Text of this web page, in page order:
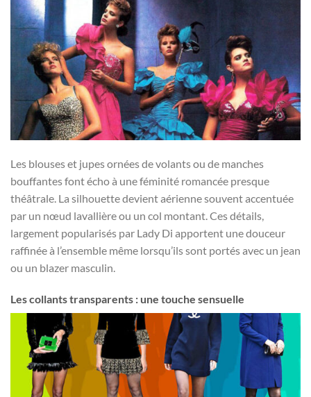
Les blouses et jupes ornées de volants ou de manches
bouffantes font écho à une féminité romancée presque
théâtrale. La silhouette devient aérienne souvent accentuée
par un nœud lavallière ou un col montant. Ces détails,
largement popularisés par Lady Di apportent une douceur
raffinée à l’ensemble même lorsqu’ils sont portés avec un jean
ou un blazer masculin.
Les collants transparents : une touche sensuelle